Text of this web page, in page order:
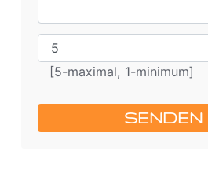
[5-maximal, 1-minimum]
SENDEN